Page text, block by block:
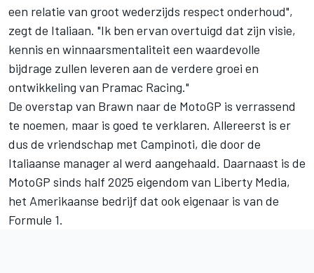
een relatie van groot wederzijds respect onderhoud",
zegt de Italiaan. "Ik ben ervan overtuigd dat zijn visie,
kennis en winnaarsmentaliteit een waardevolle
bijdrage zullen leveren aan de verdere groei en
ontwikkeling van Pramac Racing."
De overstap van Brawn naar de MotoGP is verrassend
te noemen, maar is goed te verklaren. Allereerst is er
dus de vriendschap met Campinoti, die door de
Italiaanse manager al werd aangehaald. Daarnaast is de
MotoGP sinds half 2025 eigendom van Liberty Media,
het Amerikaanse bedrijf dat ook eigenaar is van de
Formule 1.